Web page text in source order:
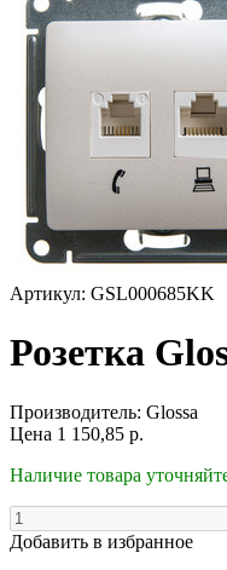
Артикул: GSL000685KK
Розетка
Производитель: Glossa
Цена 1 150,85 р.
Наличие товара
Добавить в избранное